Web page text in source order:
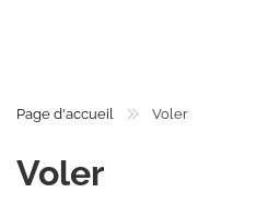
Page d'accueil Voler
Voler